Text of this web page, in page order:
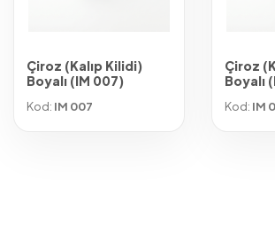
Çiroz (Kalıp Kilidi)
Boyalı (IM 007)
Kod: IM 007
Çiroz
Boyalı
Kod: IM